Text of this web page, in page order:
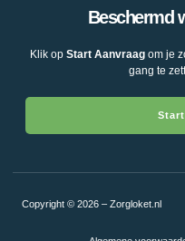
Beschermd
Klik op Start Aanvraagom je
gang te
Copyright © 2026 – Zorgloket.nl